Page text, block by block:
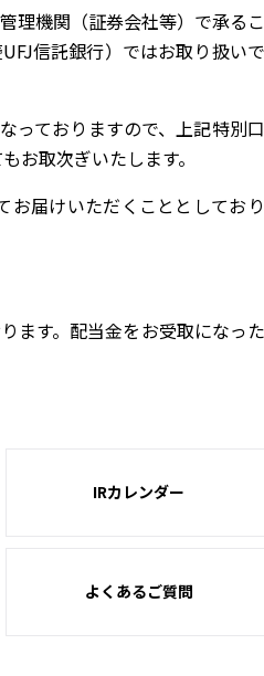
理機関（証券会社等）で承る
信託銀行）ではお取り扱い
っておりますので、上記特別
お取次ぎいたします。
お届けいただくこととしてお
ます。配当金をお受取になっ
IRカレンダー
よくあるご質問